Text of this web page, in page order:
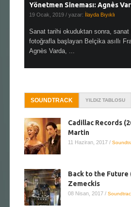
Yönetmen Sineması: Agnès
19 Ocak, 2019 / yazar: İlayda Bıyıklı
Sanat tarihi okuduktan sonra, sanat
fotoğrafla başlayan Belçika asıllı
Agnès Varda, ...
SOUNDTRACK YILDIZ TABLOSU
Cadillac Records
Martin
11 Haziran, 2017 /
Back to the Future
Zemeckis
08 Nisan, 2017 /